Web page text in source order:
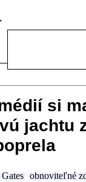
si
jachtu
obnoviteľné